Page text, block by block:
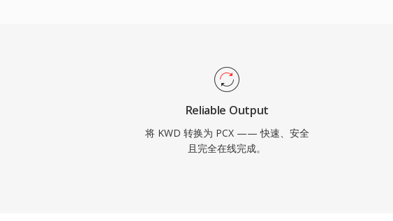
Reliable Output
将 KWD 转换为 PCX —— 快速、安全
且完全在线完成。